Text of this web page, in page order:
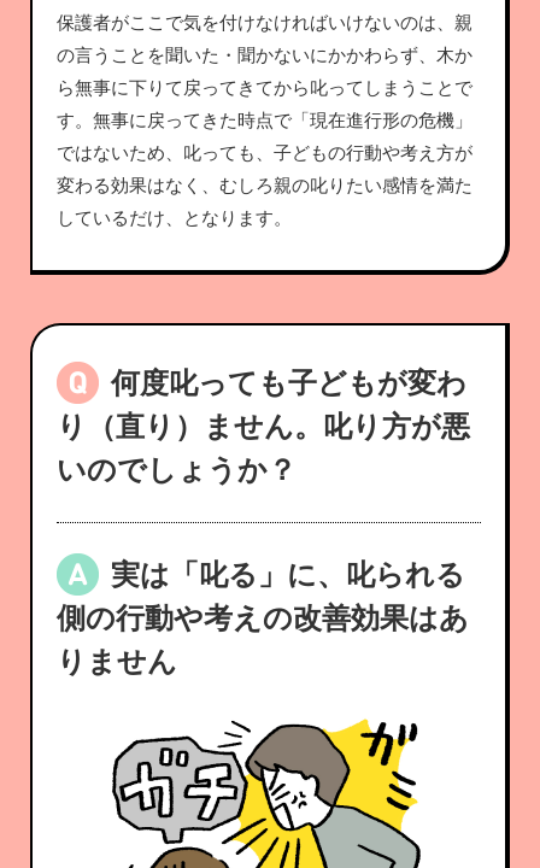
保護者がここで気を付けなければいけないのは、親
の言うことを聞いた・聞かないにかかわらず、木か
ら無事に下りて戻ってきてから叱ってしまうことで
す。無事に戻ってきた時点で「現在進行形の危機」
ではないため、叱っても、子どもの行動や考え方が
変わる効果はなく、むしろ親の叱りたい感情を満た
しているだけ、となります。
何度叱っても子どもが変わ
り（直り）ません。叱り方が悪
いのでしょうか？
実は「叱る」に、叱られる
側の行動や考えの改善効果はあ
りません